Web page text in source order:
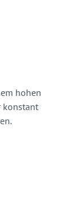
hohen
konstant